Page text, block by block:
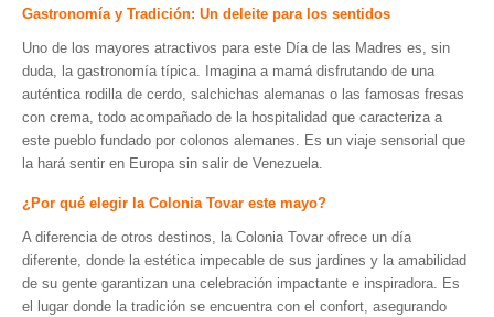
Gastronomía y Tradición: Un deleite para los sentidos
Uno de los mayores atractivos para este Día de las Madres es, sin
duda, la gastronomía típica. Imagina a mamá disfrutando de una
auténtica rodilla de cerdo, salchichas alemanas o las famosas fresas
con crema, todo acompañado de la hospitalidad que caracteriza a
este pueblo fundado por colonos alemanes. Es un viaje sensorial que
la hará sentir en Europa sin salir de Venezuela.
¿Por qué elegir la Colonia Tovar este mayo?
A diferencia de otros destinos, la Colonia Tovar ofrece un día
diferente, donde la estética impecable de sus jardines y la amabilidad
de su gente garantizan una celebración impactante e inspiradora. Es
el lugar donde la tradición se encuentra con el confort, asegurando